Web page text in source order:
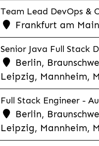
Team Lead DevOps &
Frankfurt am
Senior Java Full Stack
Berlin,
Leipzig, Mannheim,
Full Stack Engineer -
Berlin,
Leipzig, Mannheim,